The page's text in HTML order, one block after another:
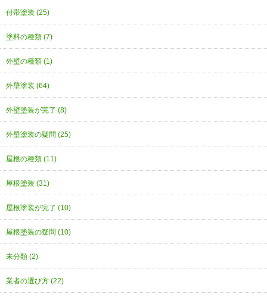
付帯塗装 (25)
塗料の種類 (7)
外壁の種類 (1)
外壁塗装 (64)
外壁塗装が完了 (8)
外壁塗装の疑問 (25)
屋根の種類 (11)
屋根塗装 (31)
屋根塗装が完了 (10)
屋根塗装の疑問 (10)
未分類 (2)
業者の選び方 (22)